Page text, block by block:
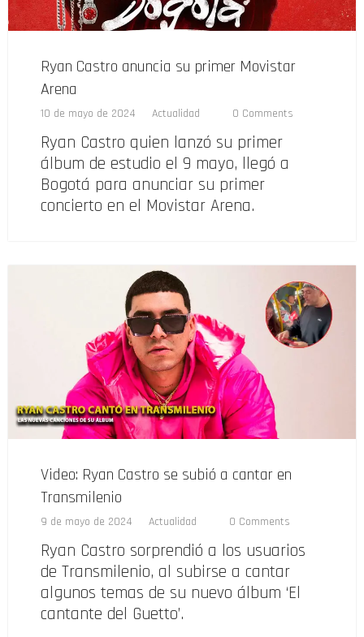
Ryan Castro anuncia su primer Movistar
Arena
10 de mayo de 2024 Actualidad 0 Comments
Ryan Castro quien lanzó su primer
álbum de estudio el 9 mayo, llegó a
Bogotá para anunciar su primer
concierto en el Movistar Arena.
Video: Ryan Castro se subió a cantar en
Transmilenio
9 de mayo de 2024 Actualidad 0 Comments
Ryan Castro sorprendió a los usuarios
de Transmilenio, al subirse a cantar
algunos temas de su nuevo álbum ‘El
cantante del Guetto’.